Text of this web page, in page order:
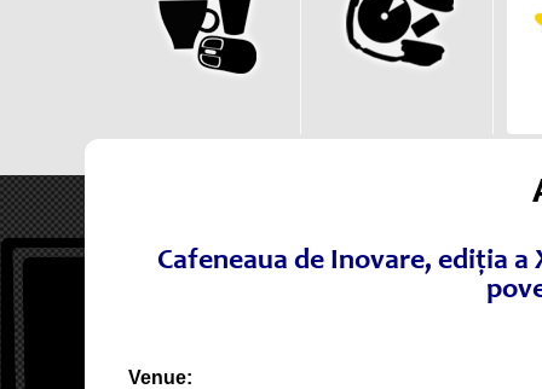
Cafeneaua de Inovare, ediția
Venue: